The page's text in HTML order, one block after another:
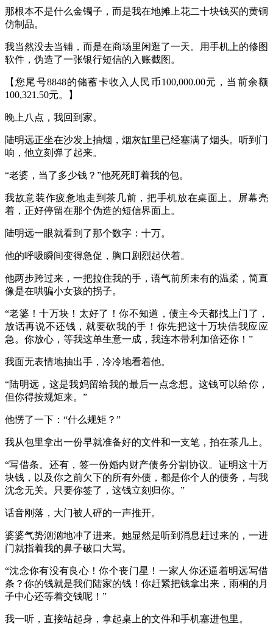
那根本不是什么金镯子，而是我在地摊上花二十块钱买的黄铜
仿制品。
我当然没去当铺，而是在商场里闲逛了一天。用手机上的修图
软件，伪造了一张银行短信的入账截图。
【您尾号8848的储蓄卡收入人民币100,000.00元，当前余额
100,321.50元。】
晚上八点，我回到家。
陆明远正坐在沙发上抽烟，烟灰缸里已经塞满了烟头。听到门
响，他立刻弹了起来。
“老婆，当了多少钱？”他死死盯着我的包。
我故意装作疲惫地走到茶几前，把手机放在桌面上。屏幕亮
着，正好停留在那个伪造的短信界面上。
陆明远一眼就看到了那个数字：十万。
他的呼吸瞬间变得急促，胸口剧烈起伏着。
他两步跨过来，一把拉住我的手，语气前所未有的温柔，简直
像是在哄骗小女孩的拐子。
“老婆！十万块！太好了！你不知道，债主今天都找上门了，
放话再说不还钱，就要砍我的手！你先把这十万块借我应应
急。你放心，等我这单生意一成，我连本带利加倍还你！”
我面无表情地抽出手，冷冷地看着他。
“陆明远，这是我妈留给我的最后一点念想。这钱可以给你，
但你得按规矩来。”
他愣了一下：“什么规矩？”
我从包里拿出一份早就准备好的文件和一支笔，拍在茶几上。
“写借条。还有，签一份婚内财产债务分割协议。证明这十万
块钱，以及你之前欠下的所有外债，都是你个人的债务，与我
沈念无关。只要你签了，这钱立刻归你。”
话音刚落，大门被人砰的一声推开。
婆婆气势汹汹地冲了进来。她显然是听到消息赶过来的，一进
门就指着我的鼻子破口大骂。
“沈念你有没有良心！你个丧门星！一家人你还逼着明远写借
条？你的钱就是我们陆家的钱！你赶紧把钱拿出来，雨桐的月
子中心还等着交钱呢！”
我一听，直接站起身，拿起桌上的文件和手机塞进包里。